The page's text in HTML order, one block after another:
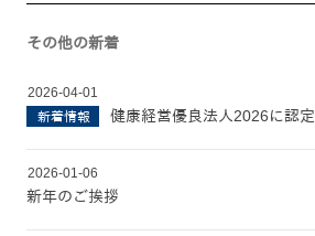
その他の新着
2026-04-01
新着情報 健康経営優良法人2026に認定
2026-01-06
新年のご挨拶